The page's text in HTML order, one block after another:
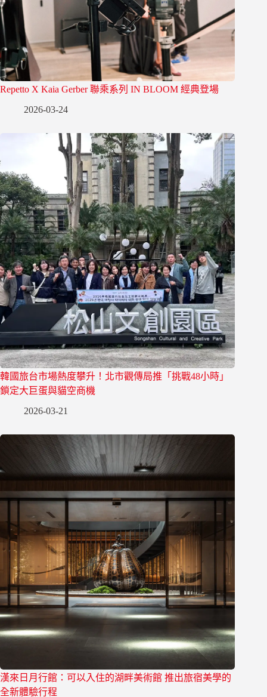
Repetto X Kaia Gerber 聯乘系列 IN BLOOM 經典登場
2026-03-24
韓國旅台市場熱度攀升！北市觀傳局推「挑戰48小時」
鎖定大巨蛋與貓空商機
2026-03-21
漢來日月行館：可以入住的湖畔美術館 推出旅宿美學的
全新體驗行程